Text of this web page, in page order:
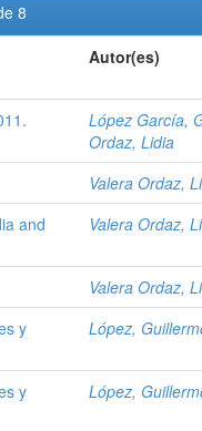
8
Autor(es)
López García,
Ordaz, Lidia
Valera Ordaz,
and
Valera Ordaz,
Valera Ordaz,
y
López,
y
López,